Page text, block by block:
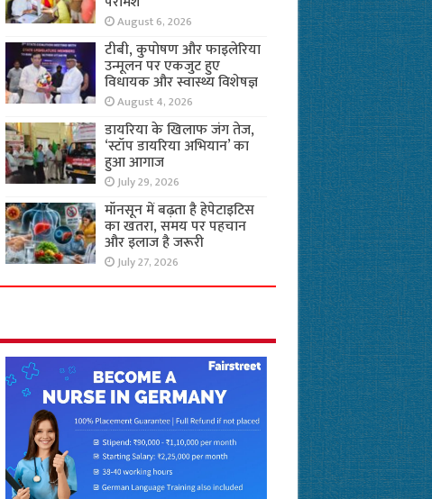
August 6, 2026
टीबी, कुपोषण और फाइलेरिया
उन्मूलन पर एकजुट हुए
विधायक और स्वास्थ्य विशेषज्ञ
August 4, 2026
डायरिया के खिलाफ जंग तेज,
‘स्टॉप डायरिया अभियान’ का
हुआ आगाज
July 29, 2026
मॉनसून में बढ़ता है हेपेटाइटिस
का खतरा, समय पर पहचान
और इलाज है जरूरी
July 27, 2026